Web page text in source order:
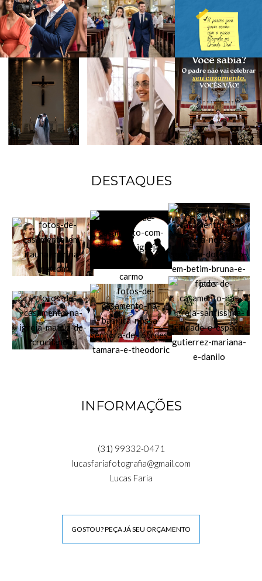
DESTAQUES
INFORMAÇÕES
(31) 99332-0471
lucasfariafotografia@gmail.com
Lucas Faria
GOSTOU? PEÇA JÁ SEU ORÇAMENTO